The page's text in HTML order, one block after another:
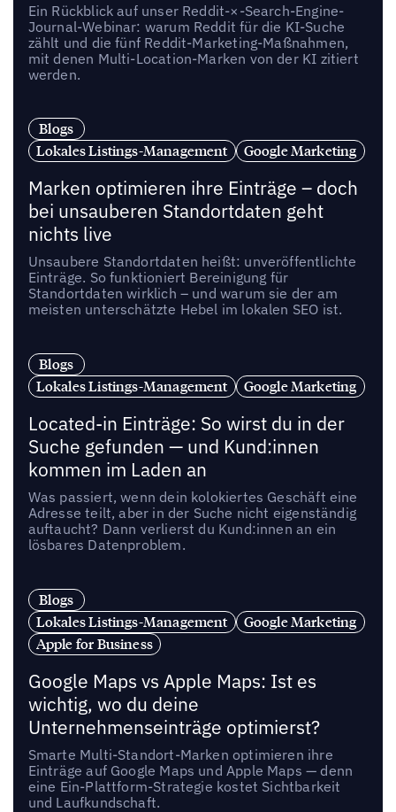
Ein Rückblick auf unser Reddit-×-Search-Engine-
Journal-Webinar: warum Reddit für die KI-Suche
zählt und die fünf Reddit-Marketing-Maßnahmen,
mit denen Multi-Location-Marken von der KI zitiert
werden.
Blogs
Lokales Listings-Management
Google Marketing
Marken optimieren ihre Einträge – doch
bei unsauberen Standortdaten geht
nichts live
Unsaubere Standortdaten heißt: unveröffentlichte
Einträge. So funktioniert Bereinigung für
Standortdaten wirklich – und warum sie der am
meisten unterschätzte Hebel im lokalen SEO ist.
Blogs
Lokales Listings-Management
Google Marketing
Located-in Einträge: So wirst du in der
Suche gefunden — und Kund:innen
kommen im Laden an
Was passiert, wenn dein kolokiertes Geschäft eine
Adresse teilt, aber in der Suche nicht eigenständig
auftaucht? Dann verlierst du Kund:innen an ein
lösbares Datenproblem.
Blogs
Lokales Listings-Management
Google Marketing
Apple for Business
Google Maps vs Apple Maps: Ist es
wichtig, wo du deine
Unternehmenseinträge optimierst?
Smarte Multi-Standort-Marken optimieren ihre
Einträge auf Google Maps und Apple Maps — denn
eine Ein-Plattform-Strategie kostet Sichtbarkeit
und Laufkundschaft.